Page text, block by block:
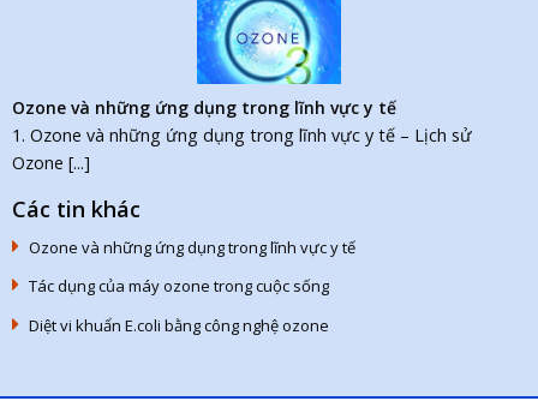
Ozone và những ứng dụng trong lĩnh vực y tế
1. Ozone và những ứng dụng trong lĩnh vực y tế – Lịch sử
Ozone [...]
Các tin khác
Ozone và những ứng dụng trong lĩnh vực y tế
Tác dụng của máy ozone trong cuộc sống
Diệt vi khuẩn E.coli bằng công nghệ ozone